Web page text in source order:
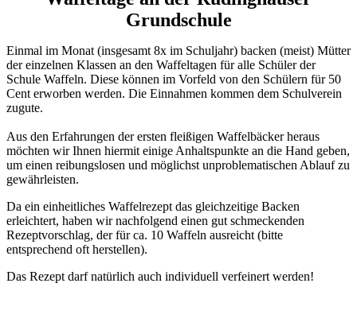
Grundschule
Einmal im Monat (insgesamt 8x im Schuljahr) backen (meist) Mütter
der einzelnen Klassen an den Waffeltagen für alle Schüler der
Schule Waffeln. Diese können im Vorfeld von den Schülern für 50
Cent erworben werden. Die Einnahmen kommen dem Schulverein
zugute.
Aus den Erfahrungen der ersten fleißigen Waffelbäcker heraus
möchten wir Ihnen hiermit einige Anhaltspunkte an die Hand geben,
um einen reibungslosen und möglichst unproblematischen Ablauf zu
gewährleisten.
Da ein einheitliches Waffelrezept das gleichzeitige Backen
erleichtert, haben wir nachfolgend einen gut schmeckenden
Rezeptvorschlag, der für ca. 10 Waffeln ausreicht (bitte
entsprechend oft herstellen).
Das Rezept darf natürlich auch individuell verfeinert werden!